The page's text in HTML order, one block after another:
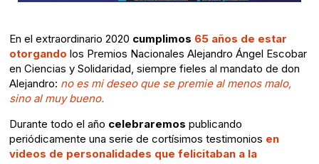
En el extraordinario 2020 cumplimos 65 años de estar
otorgando los Premios Nacionales Alejandro Ángel Escobar
en Ciencias y Solidaridad, siempre fieles al mandato de don
Alejandro: no es mi deseo que se premie al menos malo,
sino al muy bueno.
Durante todo el año celebraremos publicando
periódicamente una serie de cortísimos testimonios en
videos de personalidades que felicitaban a la